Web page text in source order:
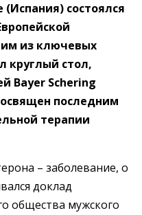
(Испания) состоялся
из ключевых
круглый стол,
Bayer Schering
последним
терапии
– заболевание, о
доклад
общества мужского